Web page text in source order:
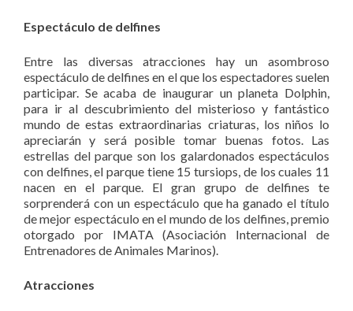
Espectáculo de delfines
Entre las diversas atracciones hay un asombroso
espectáculo de delfines en el que los espectadores suelen
participar. Se acaba de inaugurar un planeta Dolphin,
para ir al descubrimiento del misterioso y fantástico
mundo de estas extraordinarias criaturas, los niños lo
apreciarán y será posible tomar buenas fotos. Las
estrellas del parque son los galardonados espectáculos
con delfines, el parque tiene 15 tursiops, de los cuales 11
nacen en el parque. El gran grupo de delfines te
sorprenderá con un espectáculo que ha ganado el título
de mejor espectáculo en el mundo de los delfines, premio
otorgado por IMATA (Asociación Internacional de
Entrenadores de Animales Marinos).
Atracciones